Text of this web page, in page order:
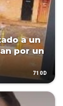
a un
por un
710D